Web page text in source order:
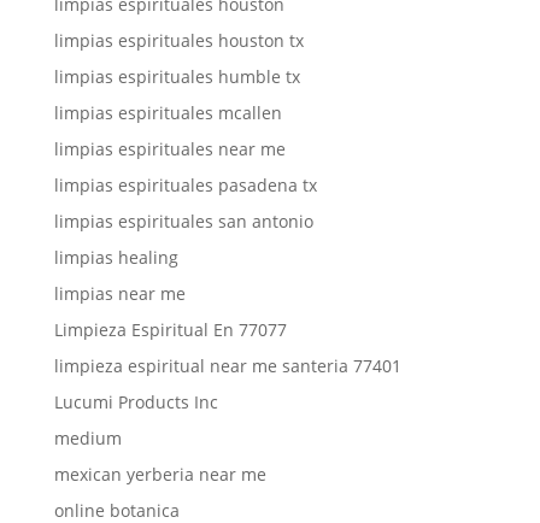
limpias espirituales houston tx
limpias espirituales humble tx
limpias espirituales mcallen
limpias espirituales near me
limpias espirituales pasadena tx
limpias espirituales san antonio
limpias healing
limpias near me
Limpieza Espiritual En 77077
limpieza espiritual near me santeria 77401
Lucumi Products Inc
medium
mexican yerberia near me
online botanica